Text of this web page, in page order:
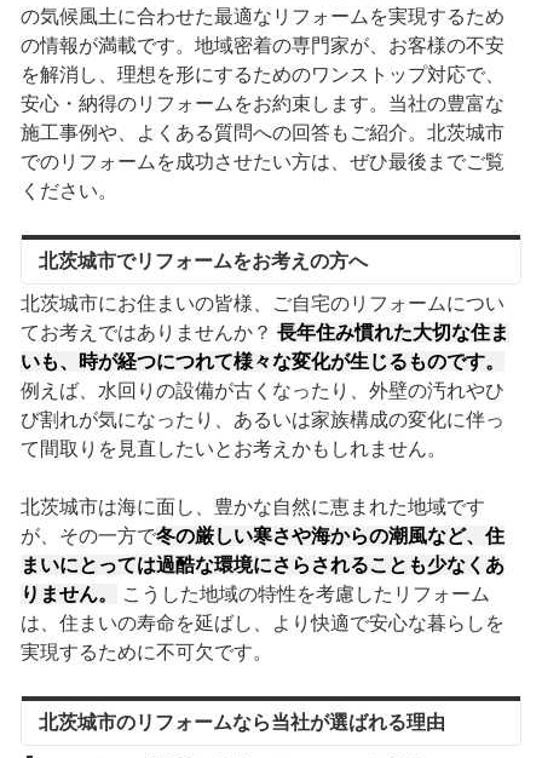
の気候風土に合わせた最適なリフォームを実現するため
の情報が満載です。地域密着の専門家が、お客様の不安
を解消し、理想を形にするためのワンストップ対応で、
安心・納得のリフォームをお約束します。当社の豊富な
施工事例や、よくある質問への回答もご紹介。北茨城市
でのリフォームを成功させたい方は、ぜひ最後までご覧
ください。
北茨城市でリフォームをお考えの方へ
北茨城市にお住まいの皆様、ご自宅のリフォームについ
てお考えではありませんか？ 長年住み慣れた大切な住ま
いも、時が経つにつれて様々な変化が生じるものです。
例えば、水回りの設備が古くなったり、外壁の汚れやひ
び割れが気になったり、あるいは家族構成の変化に伴っ
て間取りを見直したいとお考えかもしれません。
北茨城市は海に面し、豊かな自然に恵まれた地域です
が、その一方で冬の厳しい寒さや海からの潮風など、住
まいにとっては過酷な環境にさらされることも少なくあ
りません。
こうした地域の特性を考慮したリフォーム
は、住まいの寿命を延ばし、より快適で安心な暮らしを
実現するために不可欠です。
北茨城市のリフォームなら当社が選ばれる理由